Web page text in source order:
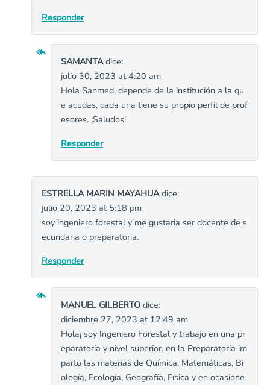
Responder
SAMANTAdice:
julio 30, 2023 at 4:20 am
Hola Sanmed, depende de la institución a la qu
e acudas, cada una tiene su propio perfil de prof
esores. ¡Saludos!
Responder
ESTRELLA MARIN MAYAHUAdice:
julio 20, 2023 at 5:18 pm
soy ingeniero forestal y me gustaria ser docente de s
ecundaria o preparatoria.
Responder
MANUEL GILBERTO dice:
diciembre 27, 2023 at 12:49 am
Hola¡ soy Ingeniero Forestal y trabajo en una pr
eparatoria y nivel superior. en la Preparatoria im
parto las materias de Química, Matemáticas, Bi
ología, Ecología, Geografía, Física y en ocasione